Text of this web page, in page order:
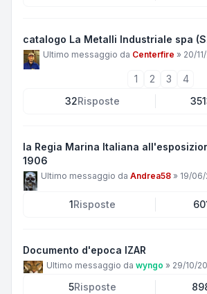
catalogo La Metalli Industriale spa
Ultimo messaggio da Centerfire » 20/
1 2 3
4
32Risposte
la Regia Marina Italiana
1906
Ultimo messaggio da Andrea58 » 19/06/
1Risposte
Documento d'epoca IZAR
Ultimo messaggio da wyngo » 29/10/
5Risposte